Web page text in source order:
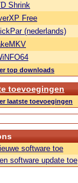
Shrink
Free
(nederlands)
top downloads
toevoegingen
laatste toevoegingen
software toe
software update toe